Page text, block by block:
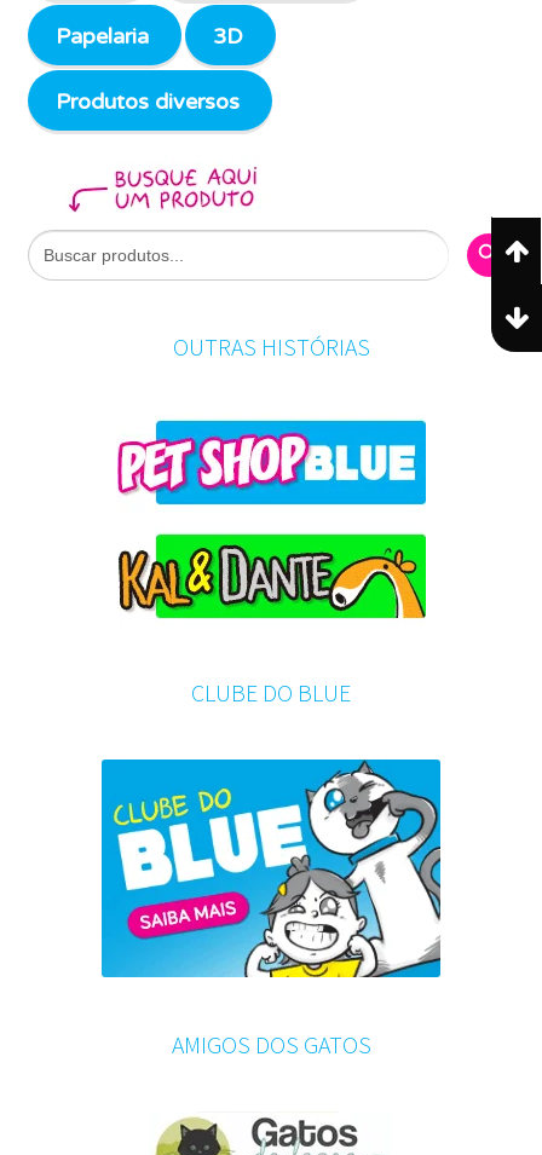
Papelaria 3D
Produtos diversos
Search
for:
OUTRAS HISTÓRIAS
CLUBE DO BLUE
AMIGOS DOS GATOS